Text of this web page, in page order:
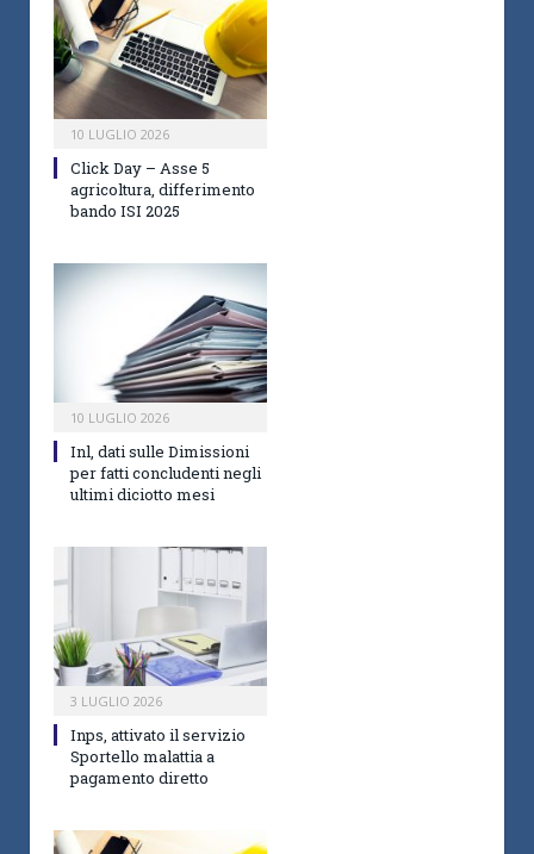
10 LUGLIO 2026
Click Day – Asse 5
agricoltura, differimento
bando ISI 2025
10 LUGLIO 2026
Inl, dati sulle Dimissioni
per fatti concludenti negli
ultimi diciotto mesi
3 LUGLIO 2026
Inps, attivato il servizio
Sportello malattia a
pagamento diretto